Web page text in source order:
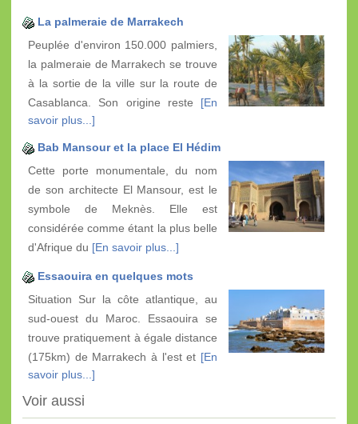
La palmeraie de Marrakech
Peuplée d'environ 150.000 palmiers,
la palmeraie de Marrakech se trouve
à la sortie de la ville sur la route de
Casablanca. Son origine reste [En
savoir plus...]
Bab Mansour et la place El Hédim
Cette porte monumentale, du nom
de son architecte El Mansour, est le
symbole de Meknès. Elle est
considérée comme étant la plus belle
d'Afrique du [En savoir plus...]
Essaouira en quelques mots
Situation Sur la côte atlantique, au
sud-ouest du Maroc. Essaouira se
trouve pratiquement à égale distance
(175km) de Marrakech à l'est et [En
savoir plus...]
Voir aussi